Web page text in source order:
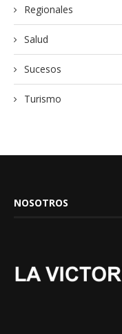
Regionales
Salud
Sucesos
Turismo
NOSOTROS